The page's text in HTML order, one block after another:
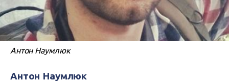
Антон Наумлюк
Антон Наумлюк